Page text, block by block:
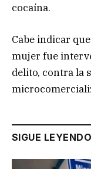
cocaína.
Cabe indicar
mujer fue
delito, contra la
SIGUE LEYENDO